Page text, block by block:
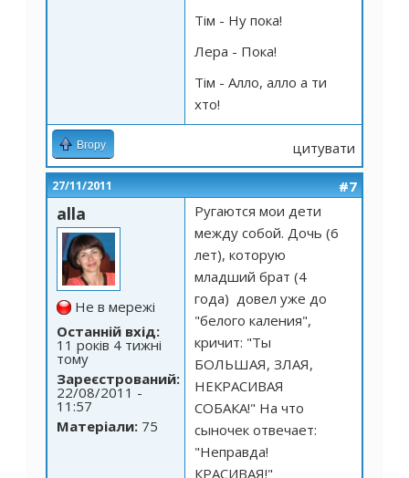
Тім - Ну пока!
Лера - Пока!
Тім - Алло, алло а ти
хто!
Вгору цитувати
27/11/2011 #7
alla
Не в мережі
Останній вхід:
11 років 4 тижні
тому
Зареєстрований:
22/08/2011 -
11:57
Матеріали: 75
Ругаются мои дети
между собой. Дочь (6
лет), которую
младший брат (4
года) довел уже до
"белого каления",
кричит: "Ты
БОЛЬШАЯ, ЗЛАЯ,
НЕКРАСИВАЯ
СОБАКА!" На что
сыночек отвечает:
"Неправда!
КРАСИВАЯ!"